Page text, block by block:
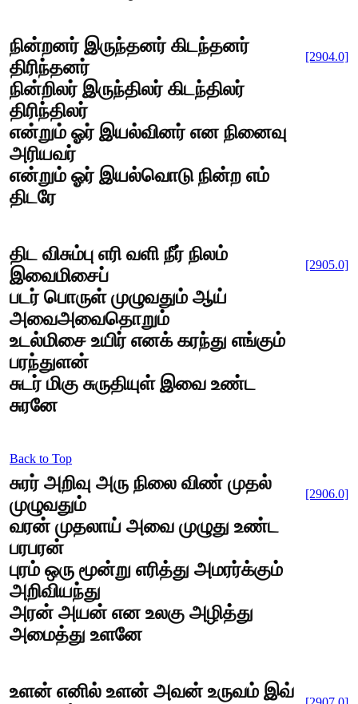
நின்றனர் இருந்தனர் கிடந்தனர்
திரிந்தனர்
நின்றிலர் இருந்திலர் கிடந்திலர்
திரிந்திலர்
என்றும் ஓர் இயல்வினர் என நினைவு
அரியவர்
என்றும் ஓர் இயல்வொடு நின்ற எம்
திடரே
[2904.0]
திட விசும்பு எரி வளி நீர் நிலம்
இவைமிசைப்
படர் பொருள் முழுவதும் ஆய்
அவைஅவைதொறும்
உடல்மிசை உயிர் எனக் கரந்து எங்கும்
பரந்துளன்
சுடர் மிகு சுருதியுள் இவை உண்ட
சுரனே
[2905.0]
Back to Top
சுரர் அறிவு அரு நிலை விண் முதல்
முழுவதும்
வரன் முதலாய் அவை முழுது உண்ட
பரபரன்
புரம் ஒரு மூன்று எரித்து அமரர்க்கும்
அறிவியந்து
அரன் அயன் என உலகு அழித்து
அமைத்து உளனே
[2906.0]
உளன் எனில் உளன் அவன் உருவம் இவ்